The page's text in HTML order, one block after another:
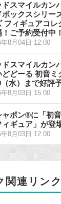
ドスマイルカン
ボックスシリー
フィギュアコレ
ご予約受付中！
8月04日 12:00
ドスマイルカン
どどーる 初音ミ
水）まで好評
8月03日 15:00
ャポン®に「初
ィギュア」が登
8月03日 12:00
関連リンク